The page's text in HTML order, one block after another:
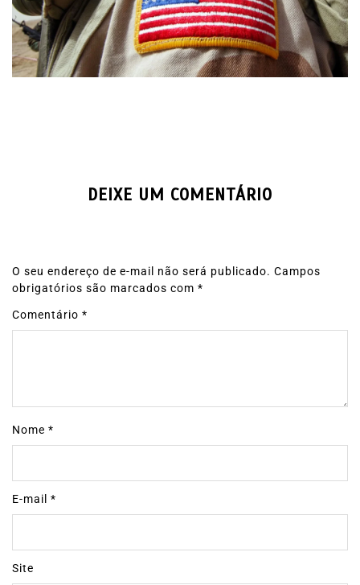
DEIXE UM COMENTÁRIO
O seu endereço de e-mail não será publicado. Campos
obrigatórios são marcados com *
Comentário *
Nome *
E-mail *
Site